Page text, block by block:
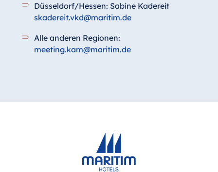
Düsseldorf/Hessen: Sabine Kadereit
skadereit.vkd@maritim.de
Alle anderen Regionen:
meeting.kam@maritim.de